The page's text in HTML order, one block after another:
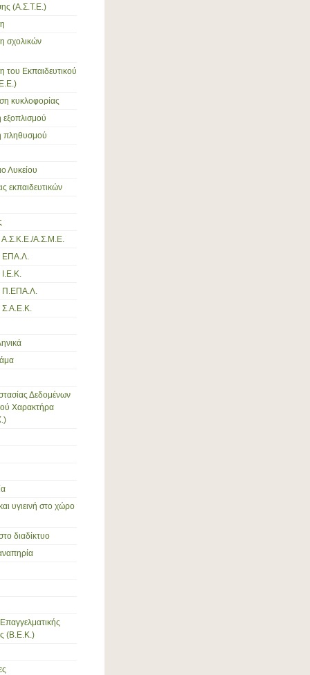
(Α.Σ.Τ.Ε.)
σχολικών
του Εκπαιδευτικού
κυκλοφορίας
πληθυσμού
Λυκείου
εκπαιδευτικών
Α.Σ.Κ.Ε./Α.Σ.Μ.Ε.
ΕΠΑ.Λ.
Ι.Ε.Κ.
Π.ΕΠΑ.Λ.
Σ.Α.Ε.Κ.
Δεδομένων
Χαρακτήρα
υγιεινή στο χώρο
διαδίκτυο
(Β.Ε.Κ.)